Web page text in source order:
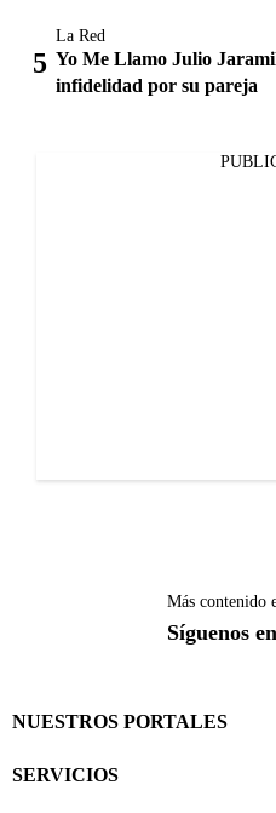
La Red
Yo Me Llamo Julio
infidelidad por su pareja
Más contenido
Síguenos
NUESTROS PORTALES
SERVICIOS